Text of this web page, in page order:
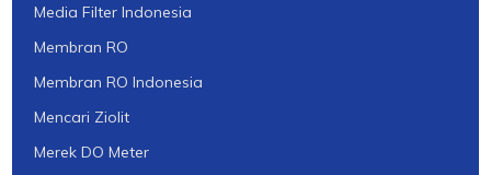
Media Filter Indonesia
Membran RO
Membran RO Indonesia
Mencari Ziolit
Merek DO Meter